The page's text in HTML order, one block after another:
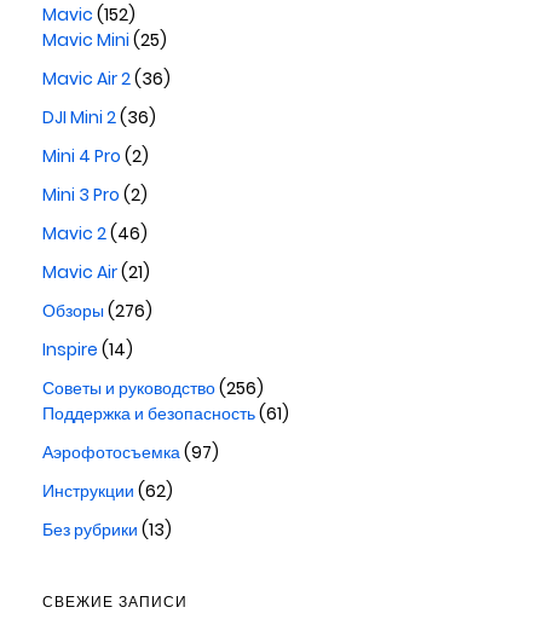
Mavic (152)
Mavic Mini (25)
Mavic Air 2(36)
DJI Mini 2(36)
Mini 4 Pro (2)
Mini 3 Pro (2)
Mavic 2(46)
Mavic Air(21)
Обзоры(276)
Inspire (14)
Советы и руководство(256)
Поддержка и безопасность(61)
Аэрофотосъемка(97)
Инструкции (62)
Без рубрики (13)
СВЕЖИЕ ЗАПИСИ